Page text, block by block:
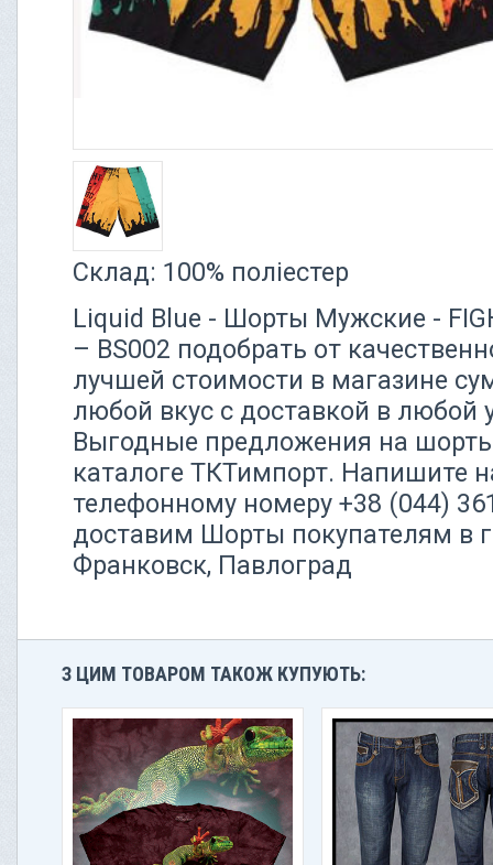
Склад: 100% поліестер
Liquid Blue - Шорты Мужские -
– BS002 подобрать от
лучшей стоимости в магазине
любой вкус с доставкой в любой
Выгодные предложения на
каталоге ТКТимпорт. Напишите
телефонному номеру +38 (044)
доставим Шорты покупателям в
Франковск, Павлоград
З ЦИМ ТОВАРОМ ТАКОЖ КУПУЮТЬ: